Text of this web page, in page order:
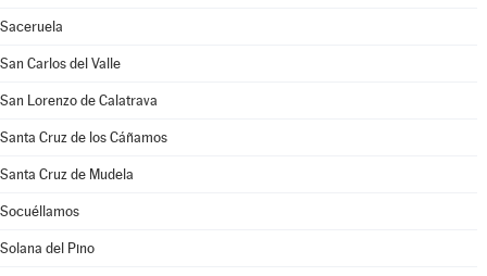
Saceruela
San Carlos del Valle
San Lorenzo de Calatrava
Santa Cruz de los Cáñamos
Santa Cruz de Mudela
Socuéllamos
Solana del Pino